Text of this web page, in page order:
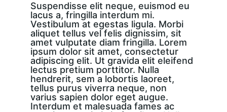
Suspendisse elit neque, euismod eu
lacus a, fringilla interdum mi.
Vestibulum at egestas ligula. Morbi
aliquet tellus vel felis dignissim, sit
amet vulputate diam fringilla. Lorem
ipsum dolor sit amet, consectetur
adipiscing elit. Ut gravida elit eleifend
lectus pretium porttitor. Nulla
hendrerit, sem a lobortis laoreet,
tellus purus viverra neque, non
varius sapien dolor eget augue.
Interdum et malesuada fames ac